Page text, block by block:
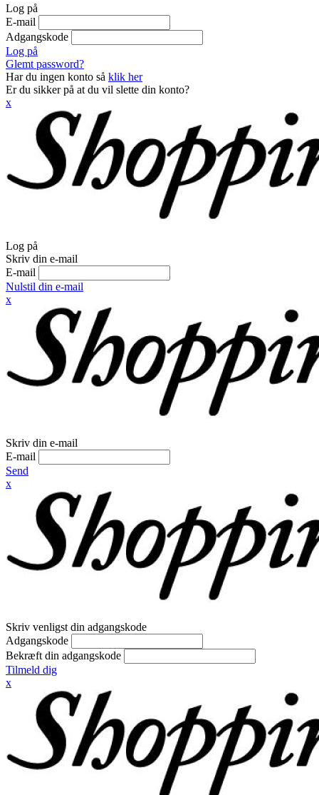
Log på
E-mail
Adgangskode
Log på
Glemt password?
Har du ingen konto så klik her
Er du sikker på at du vil slette din konto?
x
Log på
Skriv din e-mail
E-mail
Nulstil din e-mail
x
Skriv din e-mail
E-mail
Send
x
Skriv venligst din adgangskode
Adgangskode
Bekræft din adgangskode
Tilmeld dig
x